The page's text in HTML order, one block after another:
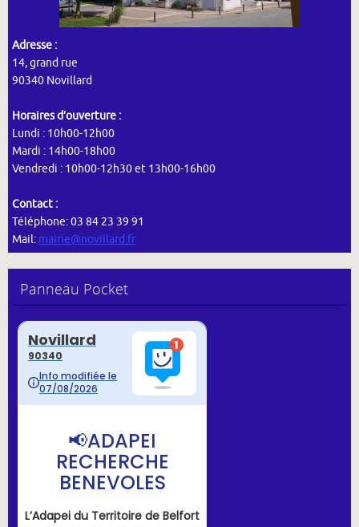
Adresse :
14, grand rue
90340 Novillard
Horaires d’ouverture :
Lundi : 10h00-12h00
Mardi : 14h00-18h00
Vendredi : 10h00-12h30 et 13h00-16h00
Contact :
Téléphone: 03 84 23 39 91
Mail: mairie@novillard.fr
Panneau Pocket